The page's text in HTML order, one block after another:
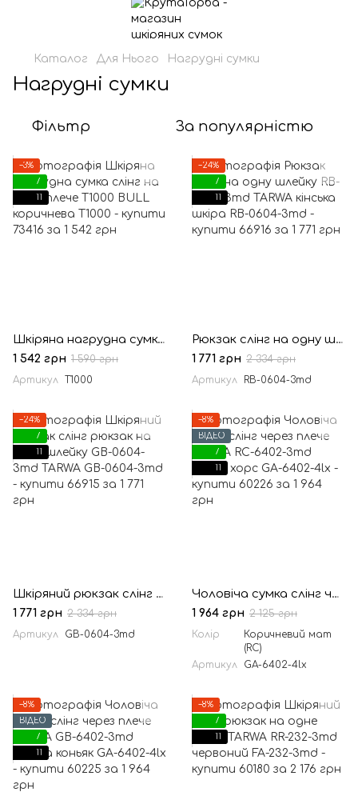
Каталог Для Нього Нагрудні сумки
Нагрудні сумки
Фільтр За популярністю
−3%
7
11
Шкіряна нагрудна сумка слінг на одне плече T1000 BULL коричнева
1 542 грн 1 590 грн
Артикул
T1000
−24%
7
11
Рюкзак слінг на одну шлейку RB-0604-3md TARWA кінська шкіра
1 771 грн 2 334 грн
Артикул
RB-0604-3md
−24%
7
11
Шкіряний рюкзак слінг рюкзак на одну шлейку GB-0604-3md TARWA
1 771 грн 2 334 грн
Артикул
GB-0604-3md
−8%
ВІДЕО
7
11
Чоловіча сумка слінг через плече TARWA RC-6402-3md крейзі хорс
1 964 грн 2 125 грн
Колір
Коричневий мат
(RC)
Артикул
GA-6402-4lx
−8%
ВІДЕО
7
11
−8%
7
11